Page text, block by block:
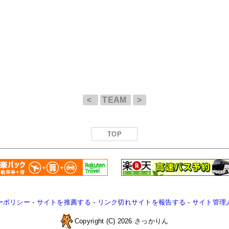
< TEAM >
TOP
ポリシー - サイトを推薦する - リンク切れサイトを報告する - サイト管理
Copyright (C) 2026 さっかりん